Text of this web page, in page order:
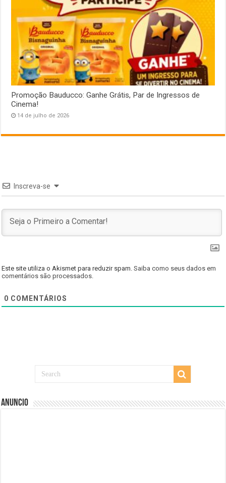
Promoção Bauducco: Ganhe Grátis, Par de Ingressos de
Cinema!
14 de julho de 2026
Inscreva-se
Este site utiliza o Akismet para reduzir spam.Saiba como seus dados em
comentários são processados.
0 COMENTÁRIOS
Anuncio